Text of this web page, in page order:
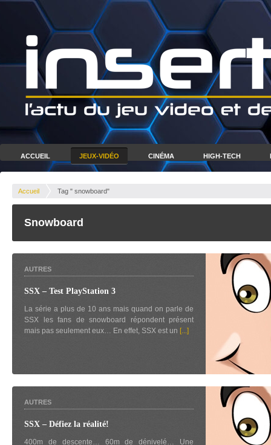
ACCUEIL JEUX-VIDÉO CINÉMA HIGH-TECH
Accueil Tag " snowboard"
Snowboard
AUTRES
SSX – Test PlayStation 3
La série a plus de 10 ans mais quand on parle de
SSX les fans de snowboard répondent présent
mais pas seulement eux… En effet, SSX est un [...]
AUTRES
SSX – Défiez la réalité!
400m de descente… 60m de dénivelé… Une